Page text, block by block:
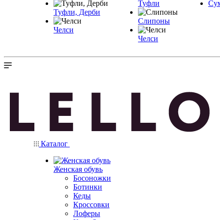
Туфли, Дерби
Челси
Туфли
Слипоны
Челси
Каталог
Женская обувь
Босоножки
Ботинки
Кеды
Кроссовки
Лоферы